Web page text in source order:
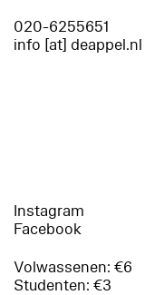
020-6255651
info [at] deappel.nl
Instagram
Facebook
Volwassenen: €6
Studenten: €3